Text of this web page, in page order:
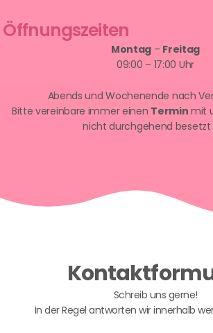
Öffnungszeiten
Montag – Freitag
09:00 – 17:00 Uhr
Abends und Wochenende nach
Bitte vereinbare immer einen Termin mit
nicht durchgehend besetzt
Schreib uns gerne!
In der Regel antworten wir innerhalb